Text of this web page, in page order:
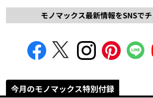
モノマックス最新情報をSNSでチ
今月のモノマックス特別付録